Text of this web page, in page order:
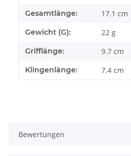
Gesamtlänge: 17.1 cm
Gewicht (G): 22 g
Grifflänge: 9.7 cm
Klingenlänge: 7.4 cm
Bewertungen